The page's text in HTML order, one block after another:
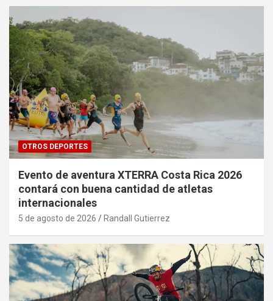
OTROS DEPORTES
Evento de aventura XTERRA Costa Rica 2026
contará con buena cantidad de atletas
internacionales
5 de agosto de 2026 Randall Gutierrez